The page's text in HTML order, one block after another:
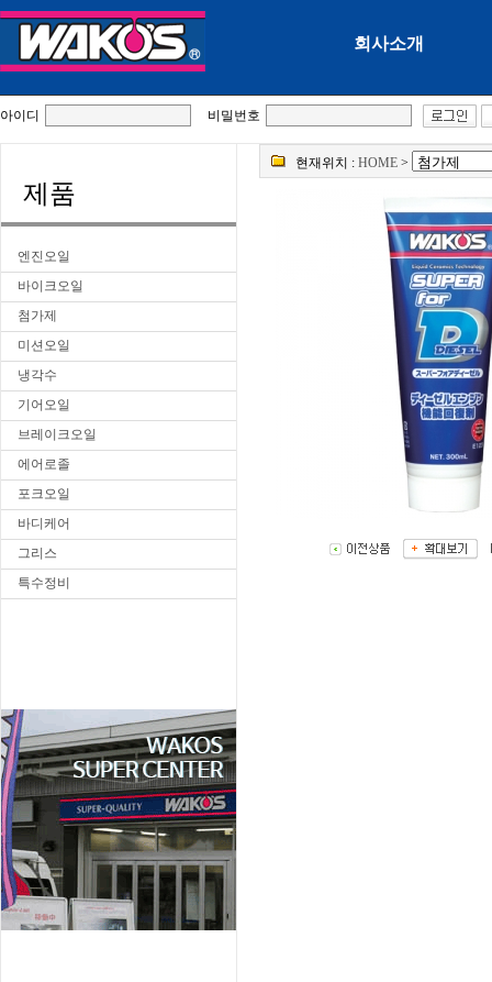
회사소개
아이디 비밀번호
제품
엔진오일
바이크오일
첨가제
미션오일
냉각수
기어오일
브레이크오일
에어로졸
포크오일
바디케어
그리스
특수정비
현재위치 : HOME >